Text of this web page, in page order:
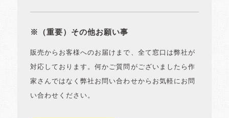
※（重要）その他お願い事
販売からお客様へのお届けまで、全て窓口は弊社が
対応しております。何かご質問がございましたら作
家さんではなく弊社お問い合わせからお気軽にお問
い合わせください。